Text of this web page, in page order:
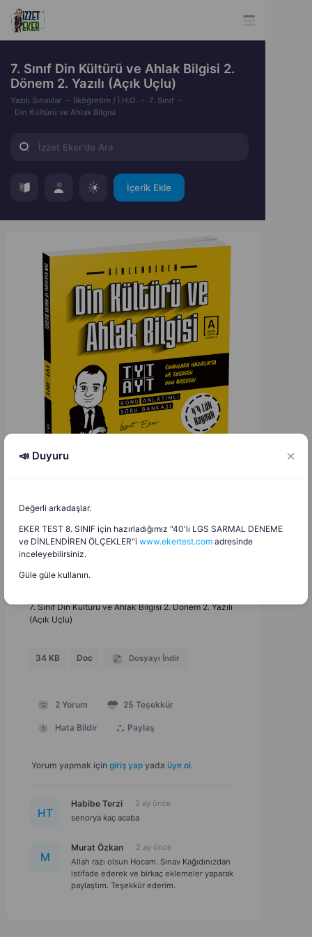
7. Sınıf Din Kültürü ve Ahlak Bilgisi 2.
Dönem 2. Yazılı (Açık Uçlu)
Yazılı Sınavlar İlköğretim / İ.H.O.
7. Sınıf
Din Kültürü ve Ahlak Bilgisi
İçerik Ekle
Hacer Yıldırım
17.05.2026
7. Sınıf Din Kültürü ve Ahlak Bilgisi 2. Dönem 2. Yazılı
(Açık Uçlu)
34 KB Doc Dosyayı İndir
2Yorum 25 Teşekkür
Hata Bildir Paylaş
Yorum yapmak için giriş yap yada üye ol.
HT
Habibe Terzi
2 ay önce
senorya kaç acaba
M
Murat Özkan
2 ay önce
Allah razı olsun Hocam. Sınav Kağıdınızdan
istifade ederek ve birkaç eklemeler yaparak
paylaştım. Teşekkür ederim.
📣 Duyuru
Değerli arkadaşlar.
EKER TEST 8. SINIF için hazırladığımız "40'lı LGS SARMAL DENEME
ve DİNLENDİREN ÖLÇEKLER"i www.ekertest.com adresinde
inceleyebilirsiniz.
Güle güle kullanın.